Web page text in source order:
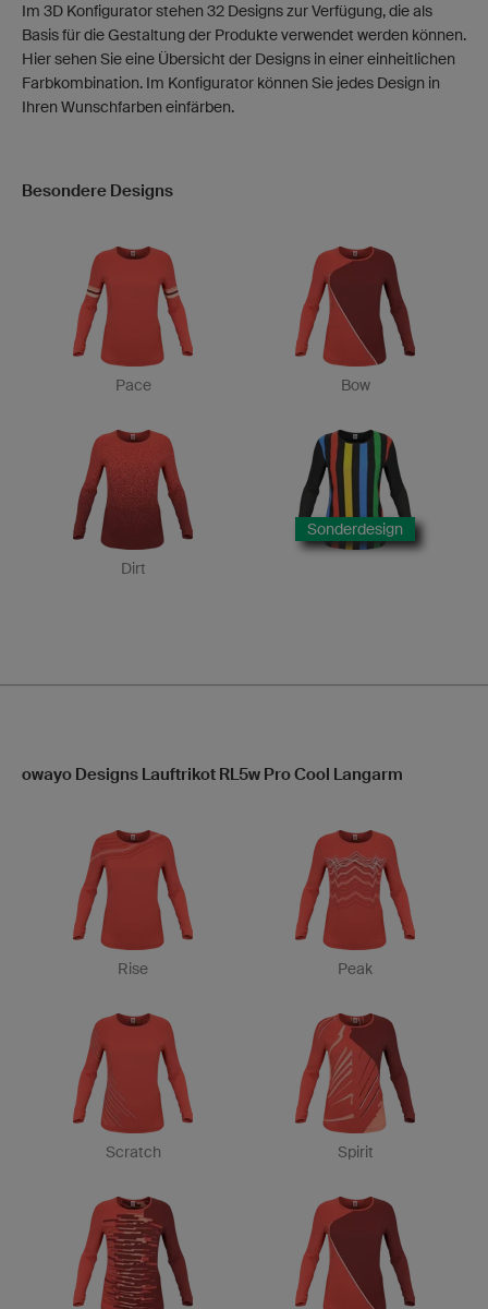
Im 3D Konfigurator stehen 32 Designs zur Verfügung, die als
Basis für die Gestaltung der Produkte verwendet werden können.
Hier sehen Sie eine Übersicht der Designs in einer einheitlichen
Farbkombination. Im Konfigurator können Sie jedes Design in
Ihren Wunschfarben einfärben.
Besondere Designs
Pace Bow
Dirt
Sonderdesign
owayo Designs Lauftrikot RL5w Pro Cool Langarm
Rise Peak
Scratch Spirit